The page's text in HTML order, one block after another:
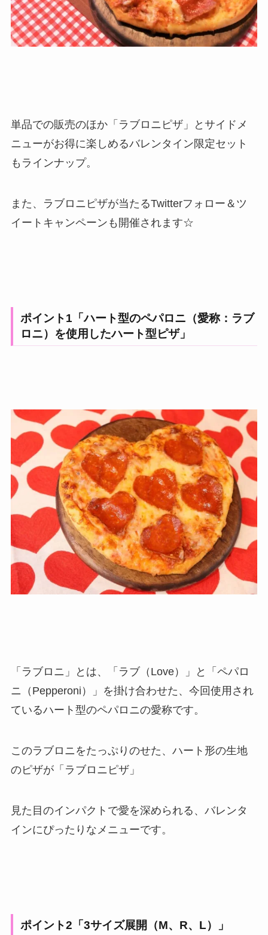
単品での販売のほか「ラブロニピザ」とサイドメ
ニューがお得に楽しめるバレンタイン限定セット
もラインナップ。
また、ラブロニピザが当たるTwitterフォロー＆ツ
イートキャンペーンも開催されます☆
ポイント1「ハート型のペパロニ（愛称：ラブ
ロニ）を使用したハート型ピザ」
「ラブロニ」とは、「ラブ（Love）」と「ペパロ
ニ（Pepperoni）」を掛け合わせた、今回使用され
ているハート型のペパロニの愛称です。
このラブロニをたっぷりのせた、ハート形の生地
のピザが「ラブロニピザ」
見た目のインパクトで愛を深められる、バレンタ
インにぴったりなメニューです。
ポイント2「3サイズ展開（M、R、L）」